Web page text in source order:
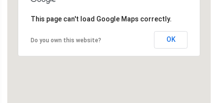
This page can't load Google Maps correctly.
Do you own this website? OK